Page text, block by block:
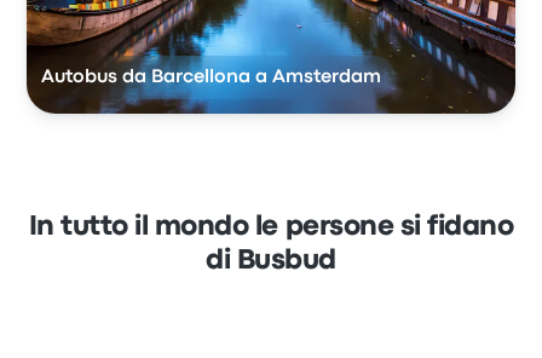
Autobus da Barcellona a Amsterdam
In tutto il mondo le persone si fidano
di Busbud